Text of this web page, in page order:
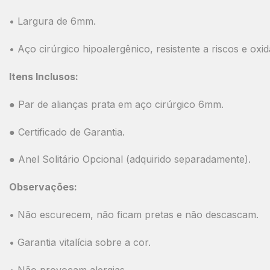
• Largura de 6mm.
• Aço cirúrgico hipoalergênico, resistente a riscos e
Itens Inclusos:
● Par de alianças prata em aço cirúrgico 6mm.
● Certificado de Garantia.
● Anel Solitário Opcional (adquirido separadamente).
Observações:
• Não escurecem, não ficam pretas e não descascam.
• Garantia vitalícia sobre a cor.